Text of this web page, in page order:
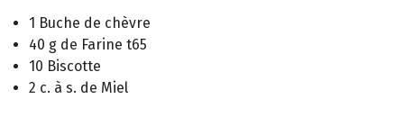
1 Buche de chèvre
40 g de Farine t65
10 Biscotte
2 c. à s. de Miel